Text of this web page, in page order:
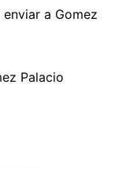
a Gomez
Palacio